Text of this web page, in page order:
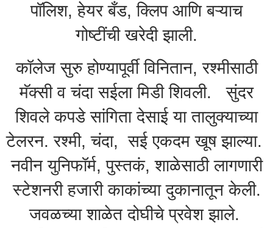
पॉलिश, हेयर बँड, क्लिप आणि बऱ्याच
गोष्टींची खरेदी झाली.
कॉलेज सुरु होण्यापूर्वी विनितान, रश्मीसाठी
मॅक्सी व चंदा सईला मिडी शिवली. सुंदर
शिवले कपडे सांगिता देसाई या तालुक्याच्या
टेलरन. रश्मी, चंदा, सई एकदम खूष झाल्या.
नवीन युनिफॉर्म, पुस्तकं, शाळेसाठी लागणारी
स्टेशनरी हजारी काकांच्या दुकानातून केली.
जवळच्या शाळेत दोघीचे प्रवेश झाले.